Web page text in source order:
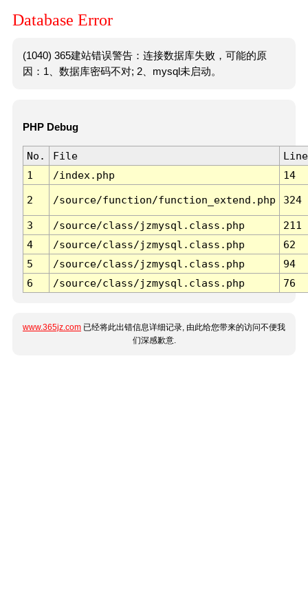
Database Error
(1040) 365建站错误警告：连接数据库失败，可能的原
因：1、数据库密码不对; 2、mysql未启动。
PHP Debug
No. File
Line
1
/index.php 14
2 /source/function/function_extend.php 324
3 /source/class/jzmysql.class.php
211
4
/source/class/jzmysql.class.php
62
5
/source/class/jzmysql.class.php
94
6
/source/class/jzmysql.class.php 76
www.365jz.com 已经将此出错信息详细记录, 由此给您带来的访问不便我
们深感歉意.